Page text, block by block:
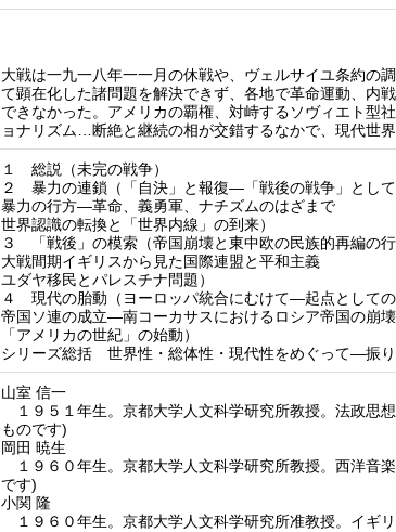
大戦は一九一八年一一月の休戦や、ヴェルサイユ条約の
て顕在化した諸問題を解決できず、各地で革命運動、内
できなかった。アメリカの覇権、対峙するソヴィエト型
ョナリズム…断絶と継続の相が交錯するなかで、現代世界
１ 総説（未完の戦争）
２ 暴力の連鎖（「自決」と報復―「戦後の戦争」とし
暴力の行方―革命、義勇軍、ナチズムのはざまで
世界認識の転換と「世界内線」の到来）
３ 「戦後」の模索（帝国崩壊と東中欧の民族的再編の
大戦間期イギリスから見た国際連盟と平和主義
ユダヤ移民とパレスチナ問題）
４ 現代の胎動（ヨーロッパ統合にむけて―起点として
帝国ソ連の成立―南コーカサスにおけるロシア帝国の崩
「アメリカの世紀」の始動）
シリーズ総括 世界性・総体性・現代性をめぐって―振
山室 信一
１９５１年生。京都大学人文科学研究所教授。法政思
ものです)
岡田 暁生
１９６０年生。京都大学人文科学研究所教授。西洋音
です)
小関 隆
１９６０年生。京都大学人文科学研究所准教授。イギ